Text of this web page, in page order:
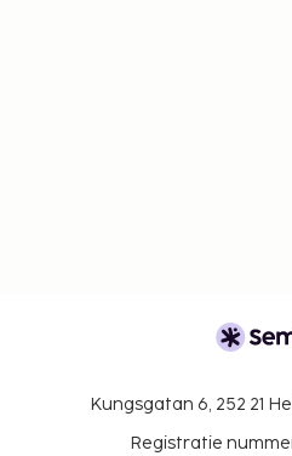
Kungsgatan 6, 252 21
Registratie